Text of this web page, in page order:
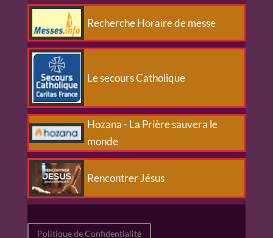
Recherche Horaire de messe
Le secours Catholique
Hozana - La Prière sauvera le
monde
Rencontrer Jésus
Politique de Confidentialité